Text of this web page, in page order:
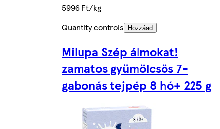
5996 Ft/kg
Quantity controls
Hozzáad
Milupa Szép álmokat!
zamatos gyümölcsös 7-
gabonás tejpép 8 hó+ 225 g